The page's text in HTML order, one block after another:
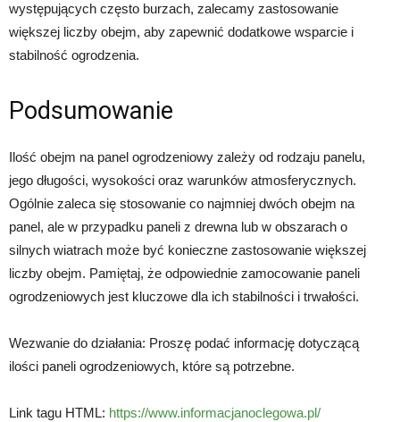
występujących często burzach, zalecamy zastosowanie
większej liczby obejm, aby zapewnić dodatkowe wsparcie i
stabilność ogrodzenia.
Podsumowanie
Ilość obejm na panel ogrodzeniowy zależy od rodzaju panelu,
jego długości, wysokości oraz warunków atmosferycznych.
Ogólnie zaleca się stosowanie co najmniej dwóch obejm na
panel, ale w przypadku paneli z drewna lub w obszarach o
silnych wiatrach może być konieczne zastosowanie większej
liczby obejm. Pamiętaj, że odpowiednie zamocowanie paneli
ogrodzeniowych jest kluczowe dla ich stabilności i trwałości.
Wezwanie do działania: Proszę podać informację dotyczącą
ilości paneli ogrodzeniowych, które są potrzebne.
Link tagu HTML: https://www.informacjanoclegowa.pl/